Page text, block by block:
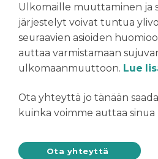
Ulkomaille muuttaminen ja
järjestelyt voivat tuntua
seuraavien asioiden
auttaa varmistamaan
ulkomaanmuuttoon. Lue
Ota yhteyttä jo tänään
kuinka voimme auttaa
Ota yhteyttä